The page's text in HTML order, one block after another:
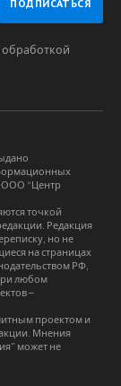
обработкой
ООО “Центр
точкой
Редакция
но не
на страницах
РФ,
любом
–
проектом и
Мнения
может не